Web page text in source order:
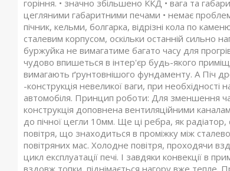
горіння. • значно збільшено ККД • вага та
цегляними габаритними печами • немає
пічник, кельми, болгарка, відрізні кола по
сталевим корпусом, оскільки останній сильно
буржуйка не вимагатиме багато часу для
чудово впишеться в інтер'єр будь-якого
вимагають ґрунтовнішого фундаменту. А Піч
-конструкція невеликої ваги, при необхідності
автомобіля. Принцип роботи: Для зменшення
конструкція доповнена вентиляційними
до пічної цегли 10мм. Ще ці ребра, як
повітря, що знаходиться в проміжку між
повітряних мас. Холодне повітря, проходячи
цикл експлуатації печі. І завдяки конвекції в
вздовж топки, піднімається нагору вже тепле.